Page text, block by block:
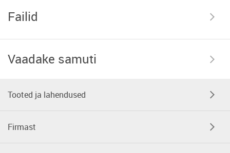
Failid
Vaadake samuti
Tooted ja lahendused
Firmast